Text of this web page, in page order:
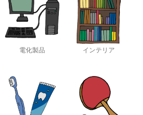
電化製品 インテリア